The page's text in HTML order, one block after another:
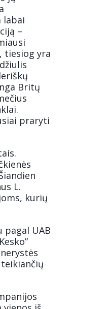
labai
–
tiesiog yra
Britų
praryti
L.
kurių
pagal UAB